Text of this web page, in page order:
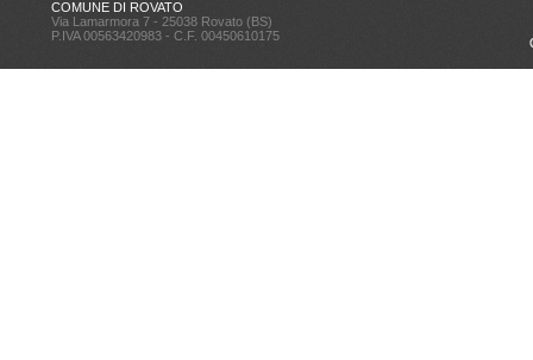
COMUNE DI ROVATO
Via Lamarmora 7 - 25038 Rovato (BS)
P.IVA 00563420983 - C.F. 00450610175